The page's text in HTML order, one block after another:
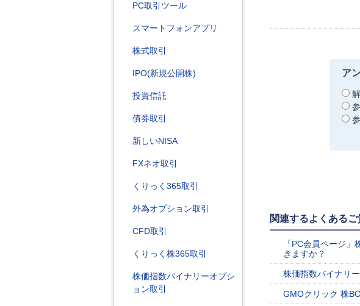
PC取引ツール
スマートフォンアプリ
株式取引
IPO(新規公開株)
投資信託
債券取引
新しいNISA
FXネオ取引
くりっく365取引
外為オプション取引
CFD取引
くりっく株365取引
株価指数バイナリーオプシ
ョン取引
ア
関連するよくあるご
「PC会員ページ
きますか？
株価指数バイナリ
GMOクリック 株